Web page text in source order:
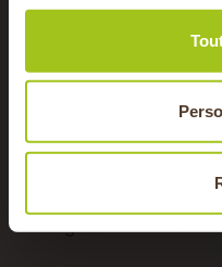
de publicité et d'analyse.
combinées avec
avez fournies ou qu'ils
Saisons
Régime alimentaire
Pour faire le
produits